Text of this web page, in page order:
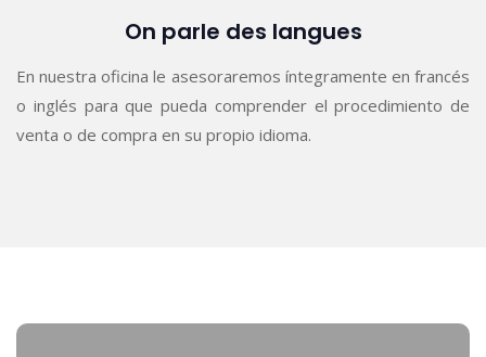
On parle des langues
En nuestra oficina le asesoraremos íntegramente en francés
o inglés para que pueda comprender el procedimiento de
venta o de compra en su propio idioma.